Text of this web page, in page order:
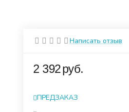
Написать отзыв
‍2 392‍руб.
ПРЕДЗАКАЗ